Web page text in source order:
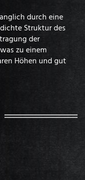
durch eine
Struktur des
der
zu einem
Höhen und gut